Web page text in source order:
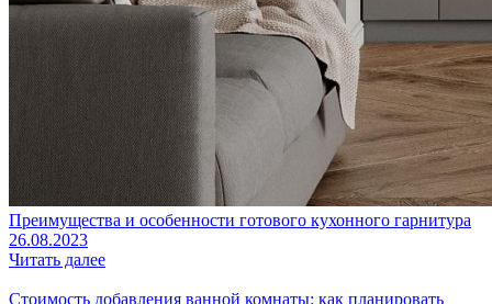
Преимущества и особенности готового кухонного гарнитура
26.08.2023
Читать далее
Стоимость добавления ванной комнаты: как планировать